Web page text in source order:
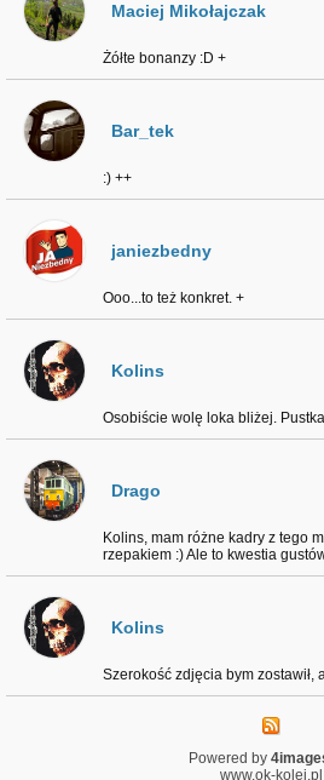
Maciej Mikołajczak
Żółte bonanzy :D +
Bar_tek
:) ++
janiezbedny
Ooo...to też konkret. +
Kolins
Osobiście wolę loka bliżej.
Drago
Kolins, mam różne kadry z tego
rzepakiem :) Ale to kwestia
Kolins
Szerokość zdjęcia bym zostawił,
Powered by
www.ok-kolej.pl